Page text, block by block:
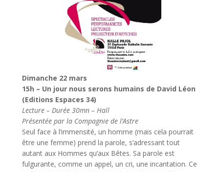
Dimanche 22 mars
15h – Un jour nous serons humains de David Léon
(Editions Espaces 34)
Lecture – Durée 30mn – Hall
Présentée par la Compagnie de l’Astre
Seul face à l’immensité, un homme (mais cela pourrait
être une femme) prend la parole, s’adressant tout
autant aux Hommes qu’aux Bêtes. Sa parole est
fulgurante, comme un appel, un cri, une incantation. Ce